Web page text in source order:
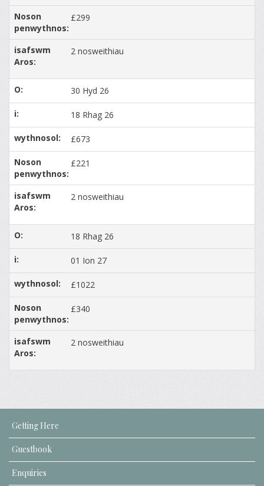
£299
2 nosweithiau
30 Hyd 26
18 Rhag 26
£673
£221
2 nosweithiau
18 Rhag 26
01 Ion 27
£1022
£340
2 nosweithiau
Getting Here
Guestbook
Enquiries